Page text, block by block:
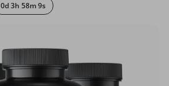
0d 3h 58m 8s